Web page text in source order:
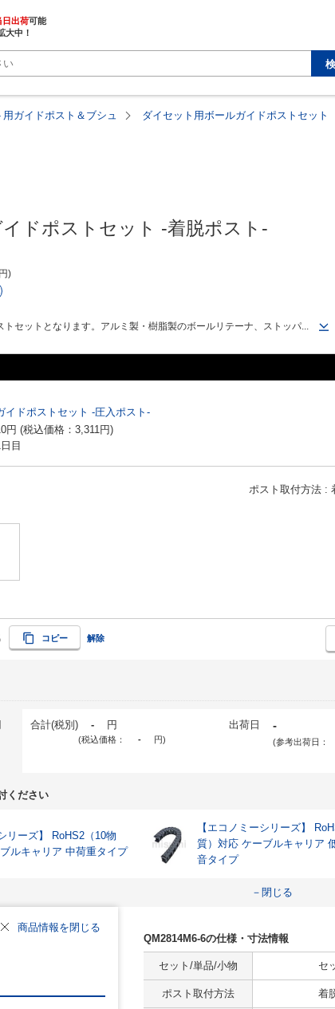
日出荷
大中！
用ガイドポスト＆ブシュ
ダイセット用ボールガイドポストセット
ドポストセット -着脱ポスト-
円
セットとなります。アルミ製・樹脂製のボールリテーナ、ストッパ...
イドポストセット -圧入ポスト-
円 (税込価格： 3,311円)
目
ポスト取付方法
コピー 解除
合計(税別) - 円
(税込価格： - 円)
出荷日 -
(参考出荷日：
ください
リーズ】 RoHS2（10物
ルキャリア 中荷重タイプ
【エコノミーシリーズ】
質）対応 ケーブルキャリア
音タイプ
－閉じる
商品情報を閉じる
QM2814M6-6の仕様・寸法情報
セット/単品/小物 セ
ポスト取付方法 着